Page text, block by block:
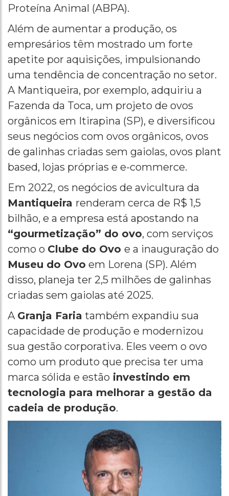
Proteína Animal (ABPA).
Além de aumentar a produção, os
empresários têm mostrado um forte
apetite por aquisições, impulsionando
uma tendência de concentração no setor.
A Mantiqueira, por exemplo, adquiriu a
Fazenda da Toca, um projeto de ovos
orgânicos em Itirapina (SP), e diversificou
seus negócios com ovos orgânicos, ovos
de galinhas criadas sem gaiolas, ovos plant
based, lojas próprias e e-commerce.
Em 2022, os negócios de avicultura da
Mantiqueira renderam cerca de R$ 1,5
bilhão, e a empresa está apostando na
“gourmetização” do ovo, com serviços
como o Clube do Ovo e a inauguração do
Museu do Ovo em Lorena (SP). Além
disso, planeja ter 2,5 milhões de galinhas
criadas sem gaiolas até 2025.
A Granja Faria também expandiu sua
capacidade de produção e modernizou
sua gestão corporativa. Eles veem o ovo
como um produto que precisa ter uma
marca sólida e estão investindo em
tecnologia para melhorar a gestão da
cadeia de produção.